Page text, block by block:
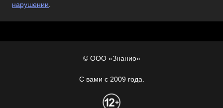
нарушении.
© ООО «Знанио»
С вами с 2009 года.